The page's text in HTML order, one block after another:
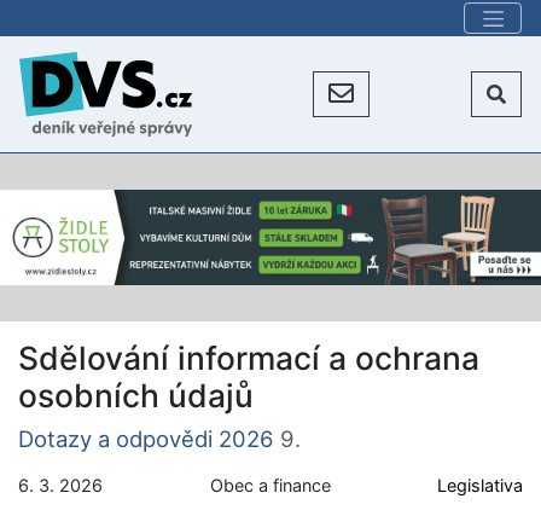
Sdělování informací a ochrana
osobních údajů
Dotazy a odpovědi 2026 9.
6. 3. 2026 Obec a finance Legislativa